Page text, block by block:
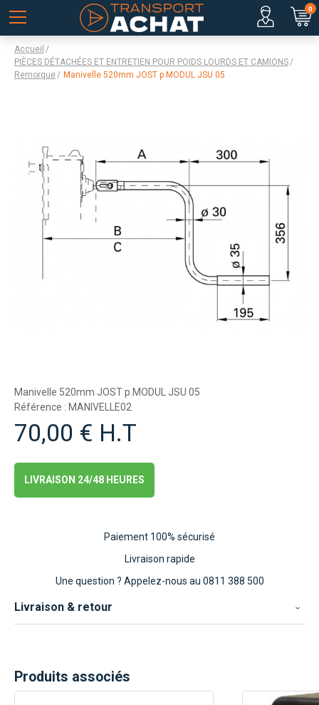
Accueil
PIÈCES DÉTACHÉES ET ENTRETIEN POUR POIDS LOURDS ET CAMIONS
Remorque
Manivelle 520mm JOST p.MODUL JSU 05
Manivelle 520mm JOST p.MODUL JSU 05
Référence : MANIVELLE02
70,00 € H.T
LIVRAISON 24/48 HEURES
Paiement 100% sécurisé
Livraison rapide
Une question ? Appelez-nous au 0811 388 500
Livraison & retour
Produits associés
0